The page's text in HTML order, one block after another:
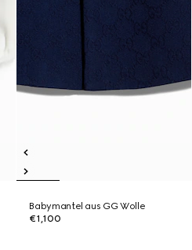
Babymantel aus GG Wolle
€1,100